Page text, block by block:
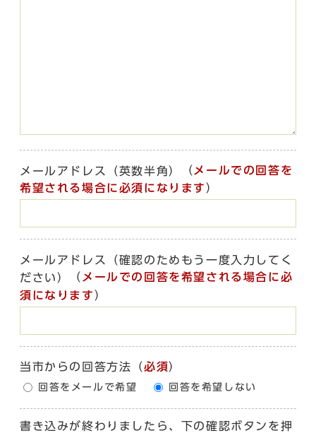
メールアドレス（英数半角） （ メールでの回答を
希望される場合に必須になります ）
メールアドレス（確認のためもう一度入力してく
ださい）
（ メールでの回答を希望される場合に必
須になります ）
当市からの回答方法 （必須）
回答をメールで希望 回答を希望しない
書き込みが終わりましたら、下の確認ボタンを押